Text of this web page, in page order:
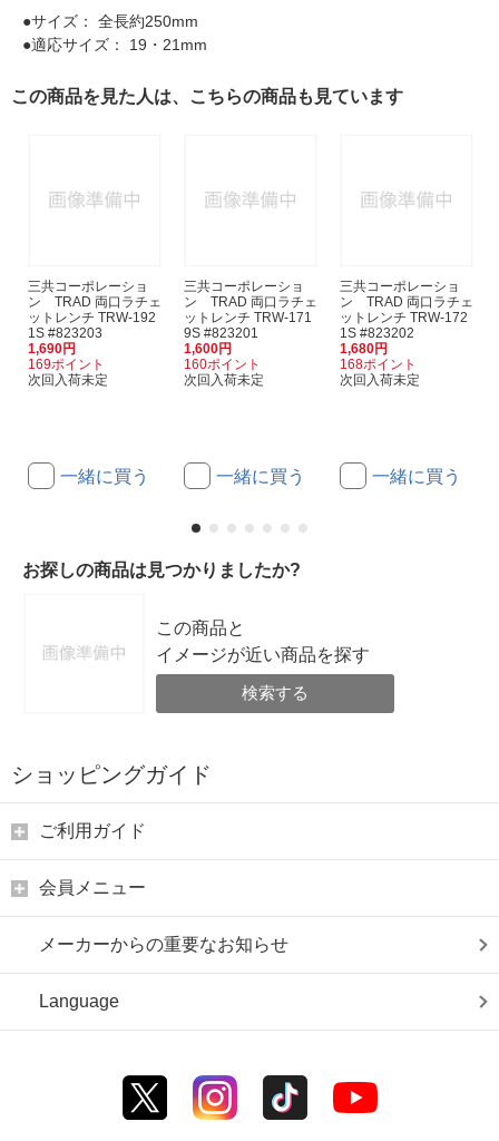
●サイズ： 全長約250mm
●適応サイズ： 19・21mm
この商品を見た人は、こちらの商品も見ています
三共コーポレーショ
ン TRAD 両口ラチェ
ットレンチ TRW-192
1S #823203
1,690円
169ポイント
次回入荷未定
一緒に買う
三共コーポレーショ
ン TRAD 両口ラチェ
ットレンチ TRW-171
9S #823201
1,600円
160ポイント
次回入荷未定
一緒に買う
三共コーポレーショ
ン TRAD 両口ラチェ
ットレンチ TRW-172
1S #823202
1,680円
168ポイント
次回入荷未定
一緒に買う
お探しの商品は見つかりましたか?
この商品と
イメージが近い商品を探す
検索する
ショッピングガイド
ご利用ガイド
会員メニュー
メーカーからの重要なお知らせ
Language